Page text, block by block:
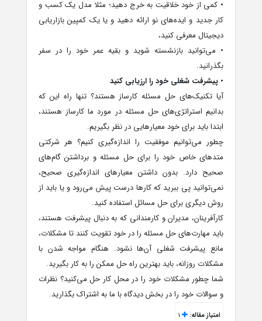
• کمی از خود خلاقیت به خرج دهید؛ مثلا مدل یک کسب و
کار جدید و ایده‌های نو ارائه دهید و یا یک کمپین بازاریابی
دیجیتال معرفی کنید،
• می‌توانید بازنشسته شوید و بقیه عمر خود را در سفر
بگذرانید.
• پیشرفت شغلی خود را ارزیابی کنید
آیا تکنیک‌های حل مسئله کارساز هستند؟ تنها راه این که
بدانیم استراتژی‌های حل مسئله در مورد ما کارساز هستند،
ابتدا باید برای خود معیارهایی در نظر بگیریم.
چطور می‌توانیم موفقیت را اندازه‌گیری کنیم؟ هر شرکتی
متدهای خاص خود را برای حل مسئله و برداشتن گام‌های
صحیح دارد. بدون داشتن معیارهای اندازه‌گیری صحیح،
نمی‌‌توانید پی ببرید که کارها درست پیش می‌رود و یا باید از
روش دیگری برای حل مسائل استفاده کنید.
کارآفرینان، مدیران و کارمندانی که به دنبال پیشرفت هستند،
باید مهارت‌های حل مسئله را در خود تقویت کنند تا مشکلات،
مانع پیشرفت شغلی آن‌ها نشود. هنگام مواجه شدن با
مشکلات روزانه، باید بهترین راه حل ممکن را به کار بگیرید.
شما چطور مشکلات خود را در محل کار حل می‌کنید؟ نظرات
و سوالات خود را در بخش دیدگاه با ما به اشتراک بگذارید.
امتیاز مقاله: 1